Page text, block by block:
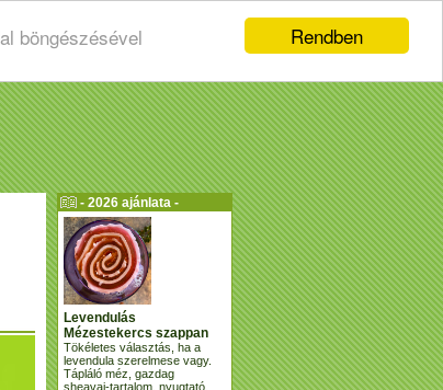
Rendben
böngészésével
- 2026 ajánlata -
Levendulás
Mézestekercs szappan
Tökéletes választás, ha a
levendula szerelmese vagy.
Tápláló méz, gazdag
sheavaj-tartalom, nyugtató,